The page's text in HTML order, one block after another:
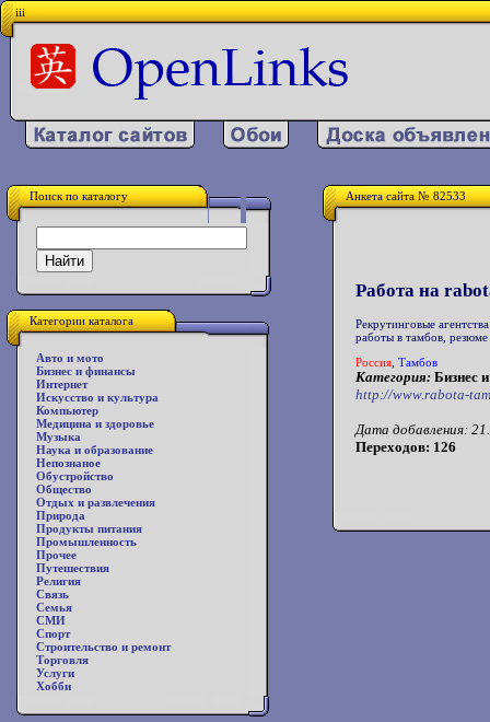
iii
Поиск по каталогу
Категории каталога
Авто и мото
Бизнес и финансы
Интернет
Искусство и культура
Компьютер
Медицина и здоровье
Музыка
Наука и образование
Непознаное
Обустройство
Общество
Отдых и развлечения
Природа
Продукты питания
Промышленность
Прочее
Путешествия
Религия
Связь
Семья
СМИ
Спорт
Строительство и ремонт
Торговля
Услуги
Хобби
Анкета сайта № 82533
Работа на
Рекрутинговые
работы в тамбов, резюме
Россия Тамбов
Категория: Бизнес
http://www.rabota-
Дата добавления:
Переходов: 126